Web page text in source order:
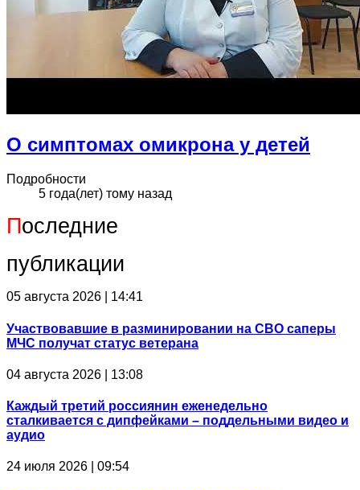
О симптомах омикрона у детей
Подробности
5 года(лет) тому назад
Последние
публикации
05 августа 2026 | 14:41
Участвовавшие в разминировании на СВО саперы
МЧС получат статус ветерана
04 августа 2026 | 13:08
Каждый третий россиянин еженедельно
сталкивается с дипфейками – поддельными видео и
аудио
24 июля 2026 | 09:54